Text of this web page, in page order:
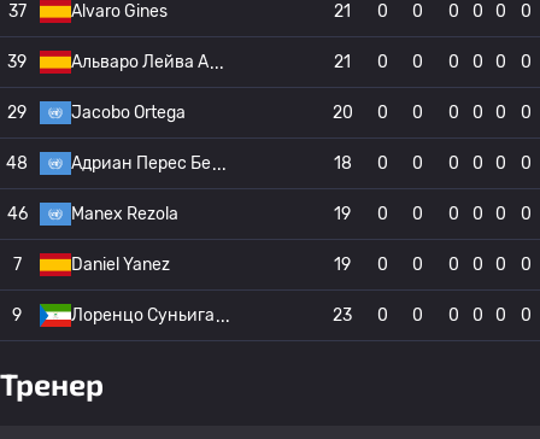
37 Alvaro Gines 21 0 0 0 0 0 0
39 Альваро Лейва А 21 0 0 0 0 0 0
29 Jacobo Ortega 20 0 0 0 0 0 0
48 Адриан Перес Бе 18 0 0 0 0 0 0
46 Manex Rezola 19 0 0 0 0 0 0
7 Daniel Yanez 19 0 0 0 0 0 0
9 Лоренцо Суньига 23 0 0 0 0 0 0
Тренер